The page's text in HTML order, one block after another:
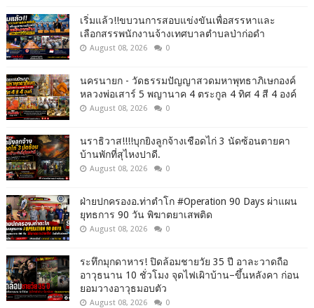
เริ่มแล้ว!!ขบวนการสอบแข่งขันเพื่อสรรหาและ
เลือกสรรพนักงานจ้างเทศบาลตำบลป่าก่อดำ
August 08, 2026 0
นครนายก - วัดธรรมปัญญาสวดมหาพุทธาภิเษกองค์
หลวงพ่อเสาร์ 5 พญานาค 4 ตระกูล 4 ทิศ 4 สี 4 องค์
August 08, 2026 0
นราธิวาส!!!!บุกยิงลูกจ้างเชือดไก่ 3 นัดซ้อนตายคา
บ้านพักที่สุไหงปาดี.
August 08, 2026 0
ฝ่ายปกครองอ.ท่าตำโก #Operation 90 Days ผ่าแผน
ยุทธการ 90 วัน พิฆาตยาเสพติด
August 08, 2026 0
ระทึกมุกดาหาร! ปิดล้อมชายวัย 35 ปี อาละวาดถือ
อาวุธนาน 10 ชั่วโมง จุดไฟเผิาบ้าน–ขึ้นหลังคา ก่อน
ยอมวางอาวุธมอบตัว
August 08, 2026 0